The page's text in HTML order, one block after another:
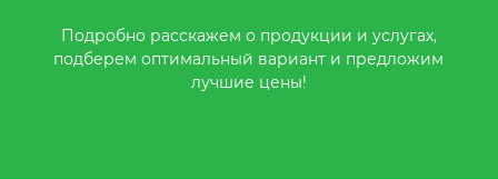
Подробно расскажем о продукции и услугах,
подберем оптимальный вариант и предложим
лучшие цены!